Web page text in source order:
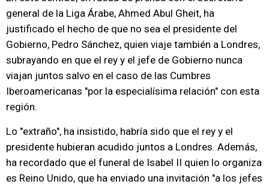
general de la Liga Árabe, Ahmed Abul Gheit, ha
justificado el hecho de que no sea el presidente del
Gobierno, Pedro Sánchez, quien viaje también a Londres,
subrayando en que el rey y el jefe de Gobierno nunca
viajan juntos salvo en el caso de las Cumbres
Iberoamericanas "por la especialísima relación" con esta
región.
Lo "extraño", ha insistido, habría sido que el rey y el
presidente hubieran acudido juntos a Londres. Además,
ha recordado que el funeral de Isabel II quien lo organiza
es Reino Unido, que ha enviado una invitación "a los jefes